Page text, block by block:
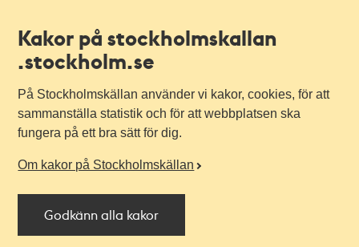
Kakor på stockholmskallan
.stockholm.se
På Stockholmskällan använder vi kakor, cookies, för att
sammanställa statistik och för att webbplatsen ska
fungera på ett bra sätt för dig.
Om kakor på Stockholmskällan
Godkänn alla kakor